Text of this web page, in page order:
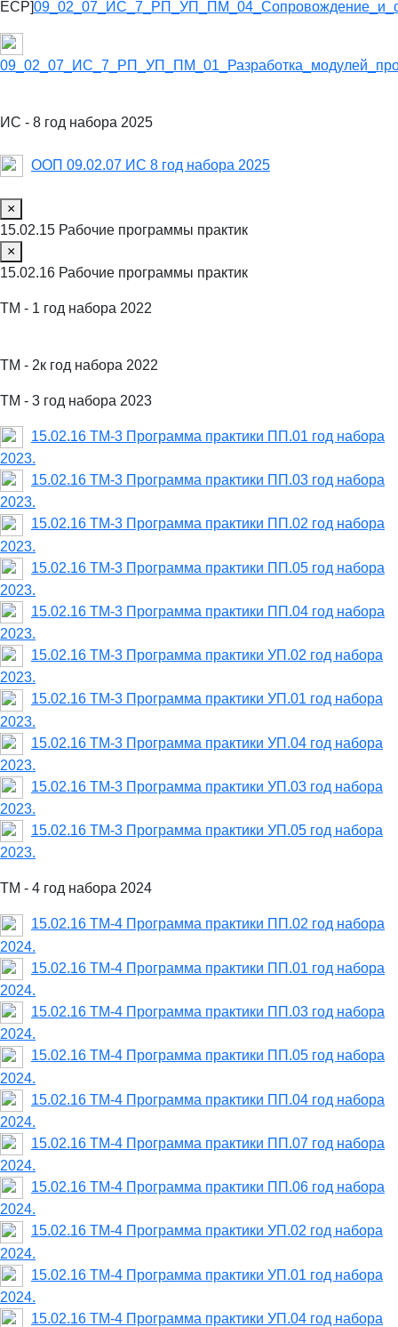
ECP]
ИС - 8 год набора 2025
ООП 09.02.07 ИС 8 год набора 2025
×
15.02.15 Рабочие программы практик
×
15.02.16 Рабочие программы практик
ТМ - 1 год набора 2022
ТМ - 2к год набора 2022
ТМ - 3 год набора 2023
15.02.16 ТМ-3 Программа практики ПП.01 год набора
2023.
15.02.16 ТМ-3 Программа практики ПП.03 год набора
2023.
15.02.16 ТМ-3 Программа практики ПП.02 год набора
2023.
15.02.16 ТМ-3 Программа практики ПП.05 год набора
2023.
15.02.16 ТМ-3 Программа практики ПП.04 год набора
2023.
15.02.16 ТМ-3 Программа практики УП.02 год набора
2023.
15.02.16 ТМ-3 Программа практики УП.01 год набора
2023.
15.02.16 ТМ-3 Программа практики УП.04 год набора
2023.
15.02.16 ТМ-3 Программа практики УП.03 год набора
2023.
15.02.16 ТМ-3 Программа практики УП.05 год набора
2023.
ТМ - 4 год набора 2024
15.02.16 ТМ-4 Программа практики ПП.02 год набора
2024.
15.02.16 ТМ-4 Программа практики ПП.01 год набора
2024.
15.02.16 ТМ-4 Программа практики ПП.03 год набора
2024.
15.02.16 ТМ-4 Программа практики ПП.05 год набора
2024.
15.02.16 ТМ-4 Программа практики ПП.04 год набора
2024.
15.02.16 ТМ-4 Программа практики ПП.07 год набора
2024.
15.02.16 ТМ-4 Программа практики ПП.06 год набора
2024.
15.02.16 ТМ-4 Программа практики УП.02 год набора
2024.
15.02.16 ТМ-4 Программа практики УП.01 год набора
2024.
15.02.16 ТМ-4 Программа практики УП.04 год набора